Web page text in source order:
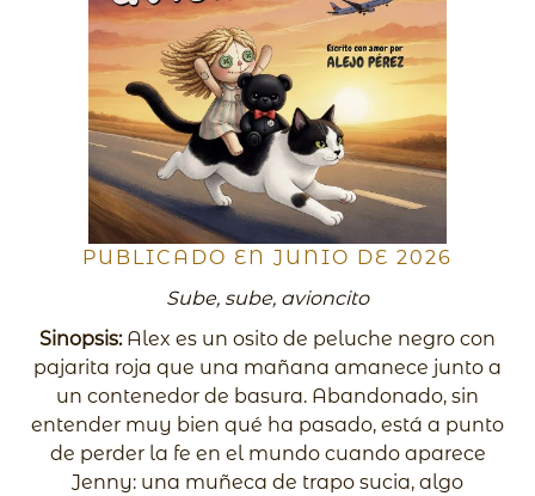
PUBLICADO EN JUNIO DE 2026
Sube, sube, avioncito
Sinopsis:Alex es un osito de peluche negro con
pajarita roja que una mañana amanece junto a
un contenedor de basura. Abandonado, sin
entender muy bien qué ha pasado, está a punto
de perder la fe en el mundo cuando aparece
Jenny: una muñeca de trapo sucia, algo